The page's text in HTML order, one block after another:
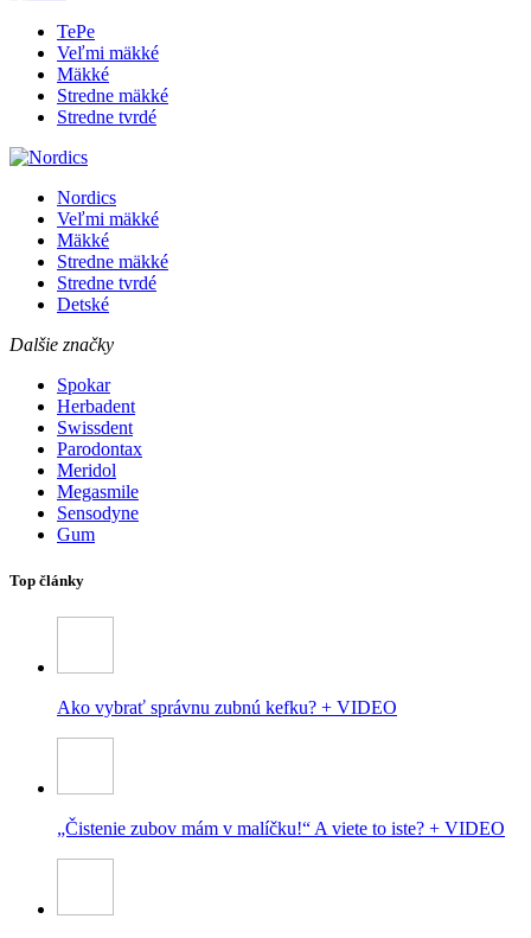
TePe
Veľmi mäkké
Mäkké
Stredne mäkké
Stredne tvrdé
Nordics
Veľmi mäkké
Mäkké
Stredne mäkké
Stredne tvrdé
Detské
Dalšie značky
Spokar
Herbadent
Swissdent
Parodontax
Meridol
Megasmile
Sensodyne
Gum
Top články
Ako vybrať správnu zubnú kefku? + VIDEO
„Čistenie zubov mám v malíčku!“ A viete to iste? + VIDEO